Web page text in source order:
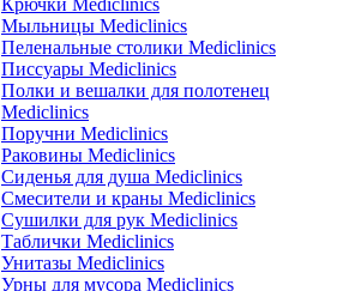
Крючки Mediclinics
Мыльницы Mediclinics
Пеленальные столики Mediclinics
Писсуары Mediclinics
Полки и вешалки для полотенец
Mediclinics
Поручни Mediclinics
Раковины Mediclinics
Сиденья для душа Mediclinics
Смесители и краны Mediclinics
Сушилки для рук Mediclinics
Таблички Mediclinics
Унитазы Mediclinics
Урны для мусора Mediclinics